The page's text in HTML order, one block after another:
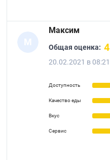
М
Максим
Общая оценка: 4
20.02.2021 в 08:21
Доступность
Качество еды
Вкус
Сервис